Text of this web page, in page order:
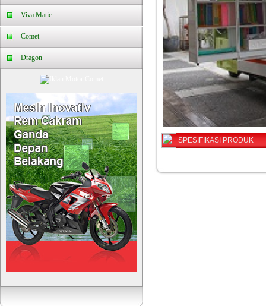
Viva Matic
Comet
Dragon
SPESIFIKASI PRODUK